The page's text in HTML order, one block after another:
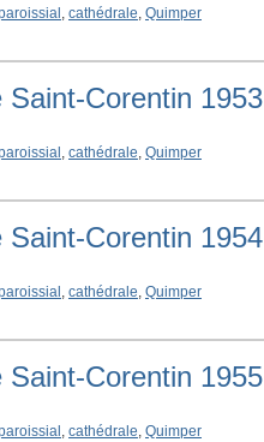
, cathédrale, Quimper
Saint-Corentin 1953
, cathédrale, Quimper
Saint-Corentin 1954
, cathédrale, Quimper
Saint-Corentin 1955
, cathédrale, Quimper